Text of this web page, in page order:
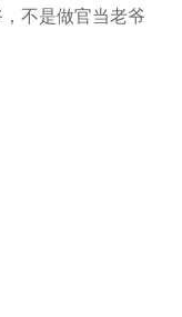
不是做官当老爷